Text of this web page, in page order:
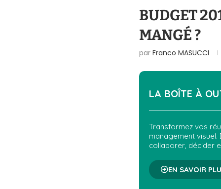
BUDGET
MANGÉ ?
par Franco MASUCCI
LA BOÎTE À
Transformez vos
management visuel.
collaborer, décider
EN SAVOIR